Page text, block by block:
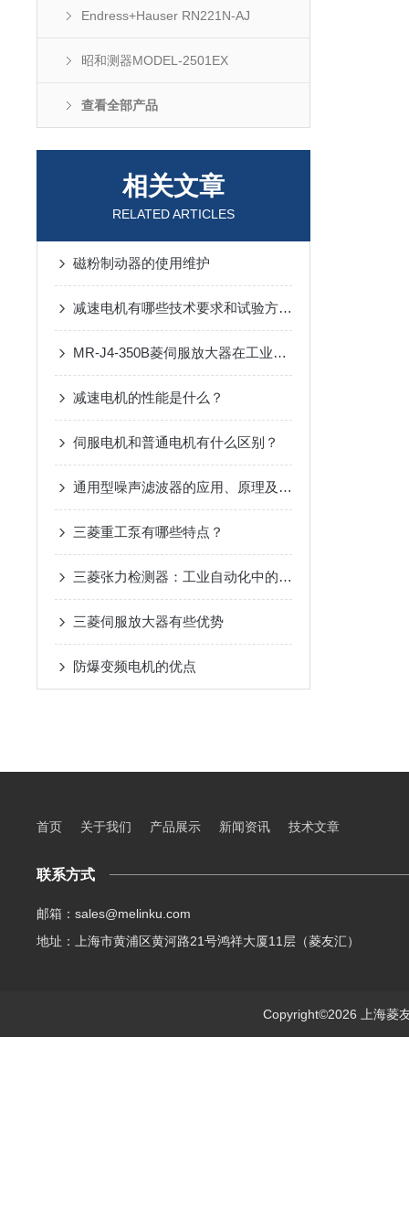
Endress+Hauser RN221N-AJ
昭和测器MODEL-2501EX
查看全部产品
相关文章
RELATED ARTICLES
磁粉制动器的使用维护
减速电机有哪些技术要求和试验方法？
MR-J4-350B菱伺服放大器在工业自动化领域扮演着至关重要的角色
减速电机的性能是什么？
伺服电机和普通电机有什么区别？
通用型噪声滤波器的应用、原理及分类
三菱重工泵有哪些特点？
三菱张力检测器：工业自动化中的关键技术与应用
三菱伺服放大器有些优势
防爆变频电机的优点
首页 关于我们 产品展示 新闻资讯 技术文章
联系方式
邮箱：sales@melinku.com
地址：上海市黄浦区黄河路21号鸿祥大厦11层（菱友汇）
Copyright©2026 上海菱